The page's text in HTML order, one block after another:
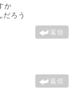
か
だろう
返信
返信